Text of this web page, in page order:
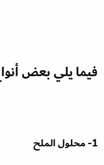
فيما يلي بعض
1- محلول الملح